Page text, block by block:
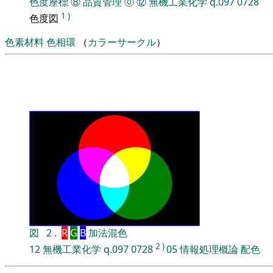
色度図 1 )
色素材料色相環 （カラーサークル）
図 2 . R G B 加法混色
12無機工業化学 q.0970728 2 )05情報処理概論配色